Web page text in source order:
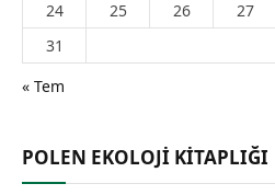
24
25 26 27
31
« Tem
POLEN EKOLOJİ KİTAPLIĞI